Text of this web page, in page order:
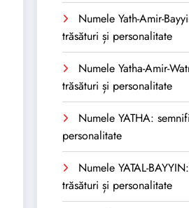
Numele Yath-Amir-
trăsături și personalitate
Numele Yatha-Amir-
trăsături și personalitate
Numele YATHA:
personalitate
Numele YATAL-
trăsături și personalitate